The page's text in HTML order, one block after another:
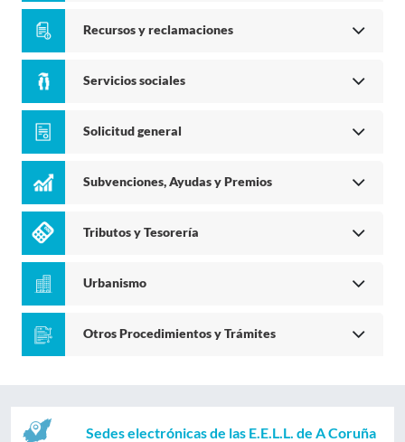
Recursos y reclamaciones
Servicios sociales
Solicitud general
Subvenciones, Ayudas y Premios
Tributos y Tesorería
Urbanismo
Otros Procedimientos y Trámites
Sedes electrónicas de las E.E.L.L. de A Coruña